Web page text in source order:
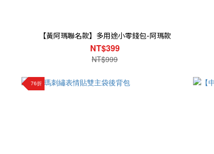
【黃阿瑪聯名款】多用途小零錢包-阿瑪款
NT$399
NT$999
76折